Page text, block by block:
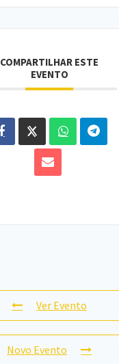
COMPARTILHAR ESTE
EVENTO
Ver Evento
Novo Evento